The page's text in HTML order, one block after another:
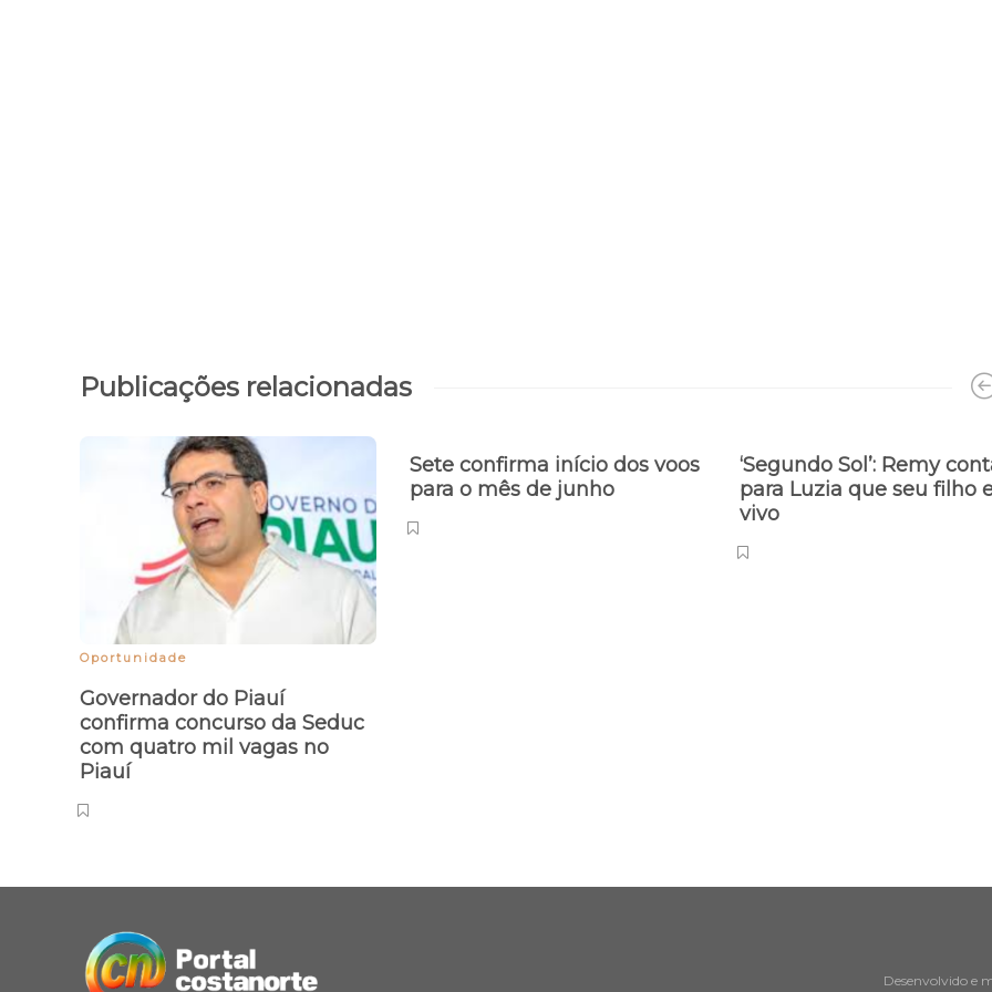
Publicações relacionadas
Oportunidade
Governador do Piauí
confirma concurso da Seduc
com quatro mil vagas no
Piauí
Sete confirma início dos voos
para o mês de junho
‘Segundo Sol’: Remy
para Luzia que seu filho
vivo
Desenvolvido e